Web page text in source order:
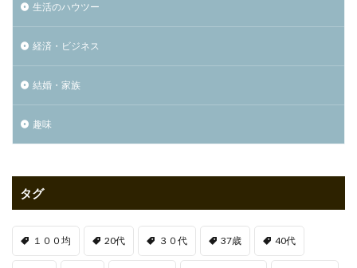
生活のハウツー
経済・ビジネス
結婚・家族
趣味
タグ
１００均 20代 ３０代 37歳 40代